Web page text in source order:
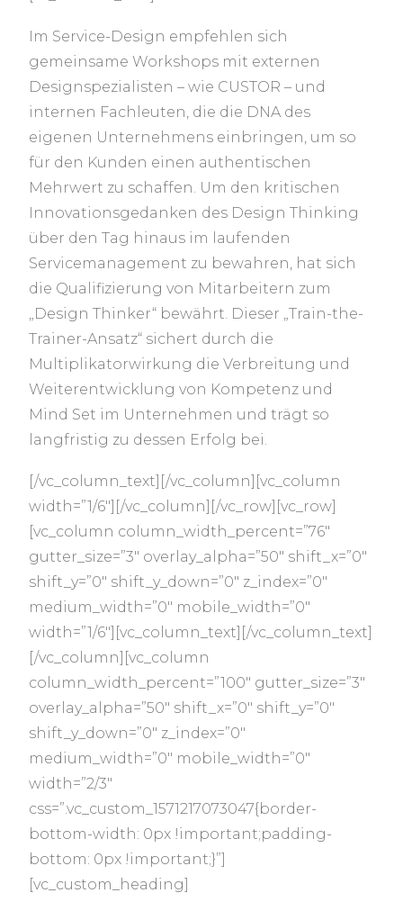
Im Service-Design empfehlen sich
gemeinsame Workshops mit externen
Designspezialisten – wie CUSTOR – und
internen Fachleuten, die die DNA des
eigenen Unternehmens einbringen, um so
für den Kunden einen authentischen
Mehrwert zu schaffen. Um den kritischen
Innovationsgedanken des Design Thinking
über den Tag hinaus im laufenden
Servicemanagement zu bewahren, hat sich
die Qualifizierung von Mitarbeitern zum
„Design Thinker“ bewährt. Dieser „Train-the-
Trainer-Ansatz“ sichert durch die
Multiplikatorwirkung die Verbreitung und
Weiterentwicklung von Kompetenz und
Mind Set im Unternehmen und trägt so
langfristig zu dessen Erfolg bei.
[/vc_column_text][/vc_column][vc_column
width=”1/6″][/vc_column][/vc_row][vc_row]
[vc_column column_width_percent=”76″
gutter_size=”3″ overlay_alpha=”50″ shift_x=”0″
shift_y=”0″ shift_y_down=”0″ z_index=”0″
medium_width=”0″ mobile_width=”0″
width=”1/6″][vc_column_text][/vc_column_text]
[/vc_column][vc_column
column_width_percent=”100″ gutter_size=”3″
overlay_alpha=”50″ shift_x=”0″ shift_y=”0″
shift_y_down=”0″ z_index=”0″
medium_width=”0″ mobile_width=”0″
width=”2/3″
css=”.vc_custom_1571217073047{border-
bottom-width: 0px !important;padding-
bottom: 0px !important;}”]
[vc_custom_heading]